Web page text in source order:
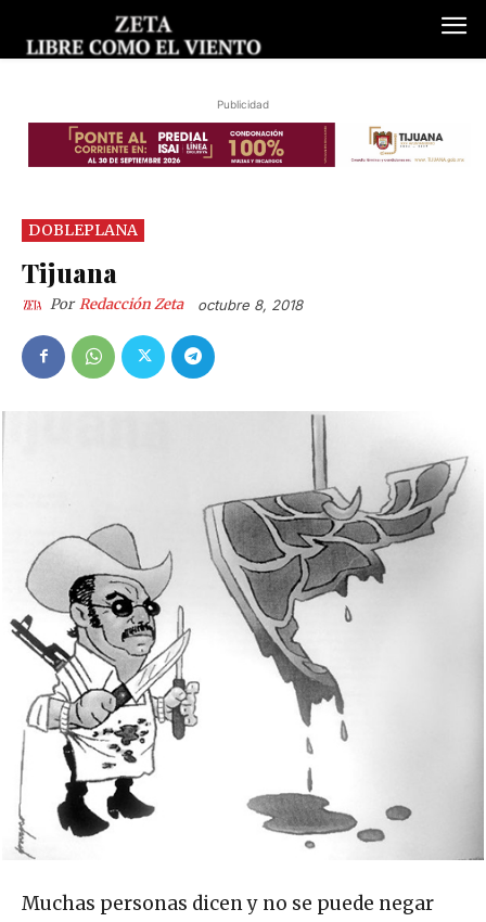
Publicidad
DOBLEPLANA
Tijuana
Por Redacción Zeta octubre 8, 2018
Muchas personas dicen y no se puede negar